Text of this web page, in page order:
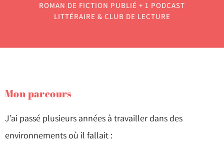
ROMAN DE FICTION PUBLIÉ + 1 PODCAST
LITTÉRAIRE & CLUB DE LECTURE
Mon parcours
J’ai passé plusieurs années à travailler dans des
environnements où il fallait :